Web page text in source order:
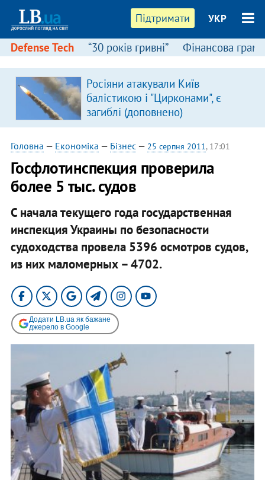
Підтримати УКР
Defense Tech “30 років гривні” Фінансова
Росіяни атакували Київ
балістикою і "Цирконами", є
загиблі (доповнено)
Головна — Економіка — Бізнес— 25 серпня 2011, 17:01
Госфлотинспекция проверила
более 5 тыс. судов
С начала текущего года государственная
инспекция Украины по безопасности
судоходства провела 5396 осмотров судов,
из них маломерных – 4702.
Додати LB.ua як бажане
джерело в Google